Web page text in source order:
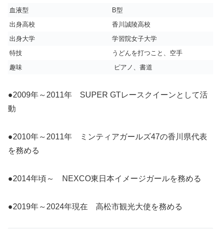
血液型
B型
出身高校
香川誠陵高校
出身大学
学習院女子大学
特技
うどんを打つこと、空手
趣味
ピアノ、書道
●2009年～2011年 SUPER GTレースクイーンとして活
動
●2010年～2011年 ミンティアガールズ47の香川県代表
を務める
●2014年頃～ NEXCO東日本イメージガールを務める
●2019年～2024年現在 高松市観光大使を務める